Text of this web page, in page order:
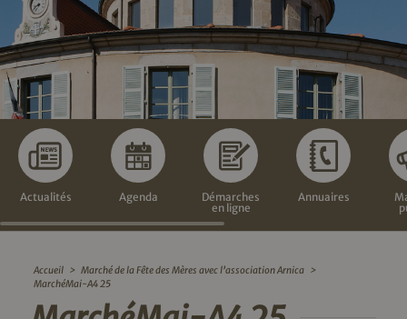
Actualités Agenda
Démarches
en ligne
Annuaires
Accueil > Marché de la Fête des Mères avec l’association Arnica >
MarchéMai-A4 25